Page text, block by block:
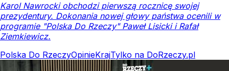
Karol Nawrocki obchodzi pierwszą rocznicę swojej
prezydentury. Dokonania nowej głowy państwa ocenili w
programie "Polska Do Rzeczy" Paweł Lisicki i Rafał
Ziemkiewicz.
Polska Do RzeczyOpinieKrajTylko na DoRzeczy.pl